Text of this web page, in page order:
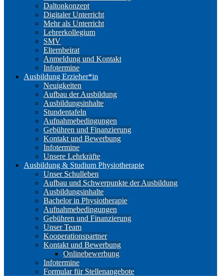
Daltonkonzept
Digitaler Unterricht
Mehr als Unterricht
Lehrerkollegium
SMV
Elternbeirat
Anmeldung und Kontakt
Infotermine
Ausbildung Erzieher*in
Neuigkeiten
Aufbau der Ausbildung
Ausbildungsinhalte
Stundentafeln
Aufnahmebedingungen
Gebühren und Finanzierung
Kontakt und Bewerbung
Infotermine
Unsere Lehrkräfte
Ausbildung & Studium Physiotherapie
Unser Schulleben
Aufbau und Schwerpunkte der Ausbildung
Ausbildungsinhalte
Bachelor in Physiotherapie
Aufnahmebedingungen
Gebühren und Finanzierung
Unser Team
Kooperationspartner
Kontakt und Bewerbung
Onlinebewerbung
Infotermine
Formular für Stellenangebote